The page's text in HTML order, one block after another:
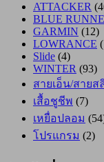
ATTACKER
BLUE
GARMIN (12)
LOWRANCE
Slide (4)
WINTER (93)
สายเอ็น/สาย
เสื้อชูชีพ (7)
เหยื่อปลอม
โปรแกรม (2)